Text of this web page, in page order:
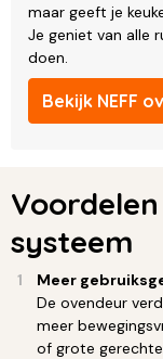
maar geeft je
Je geniet van alle
doen.
Bekijk NEFF
systeem
Meer
De ovendeur
meer
of grote